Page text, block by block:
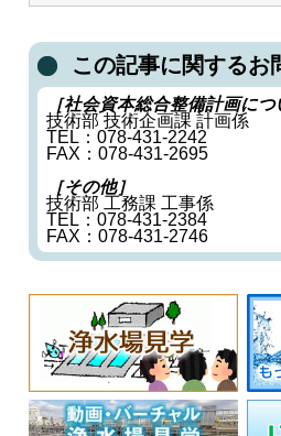
この記事に関するお
［社会資本総合整備計画につ
‎‎技術部 技術企画課 計画係
TEL：078-431-2242
FAX：078-431-2695
［その他］
技術部 工務課 工事係
TEL：078-431-2384
FAX：078-431-2746